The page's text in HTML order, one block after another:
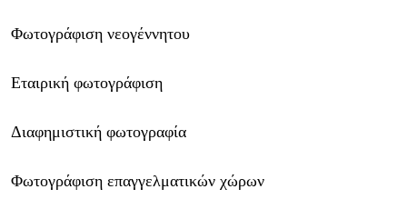
Φωτογράφιση νεογέννητου
Εταιρική φωτογράφιση
Διαφημιστική φωτογραφία
Φωτογράφιση επαγγελματικών χώρων